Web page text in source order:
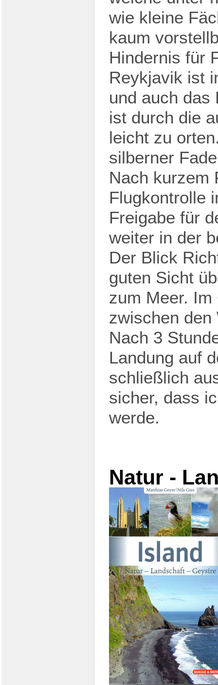
wie kleine
kaum
Hindernis für
Reykjavik ist
und auch das
ist durch die
leicht zu
silberner
Nach kurzem
Flugkontrolle
Freigabe für
weiter in der
Der Blick
guten Sicht
zum Meer.
zwischen den
Nach 3
Landung auf
schließlich
sicher, dass
werde.
Natur -